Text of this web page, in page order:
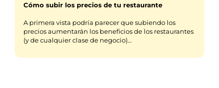
Cómo subir los precios de tu restaurante
A primera vista podría parecer que subiendo los
precios aumentarán los beneficios de los restaurantes
(y de cualquier clase de negocio)…